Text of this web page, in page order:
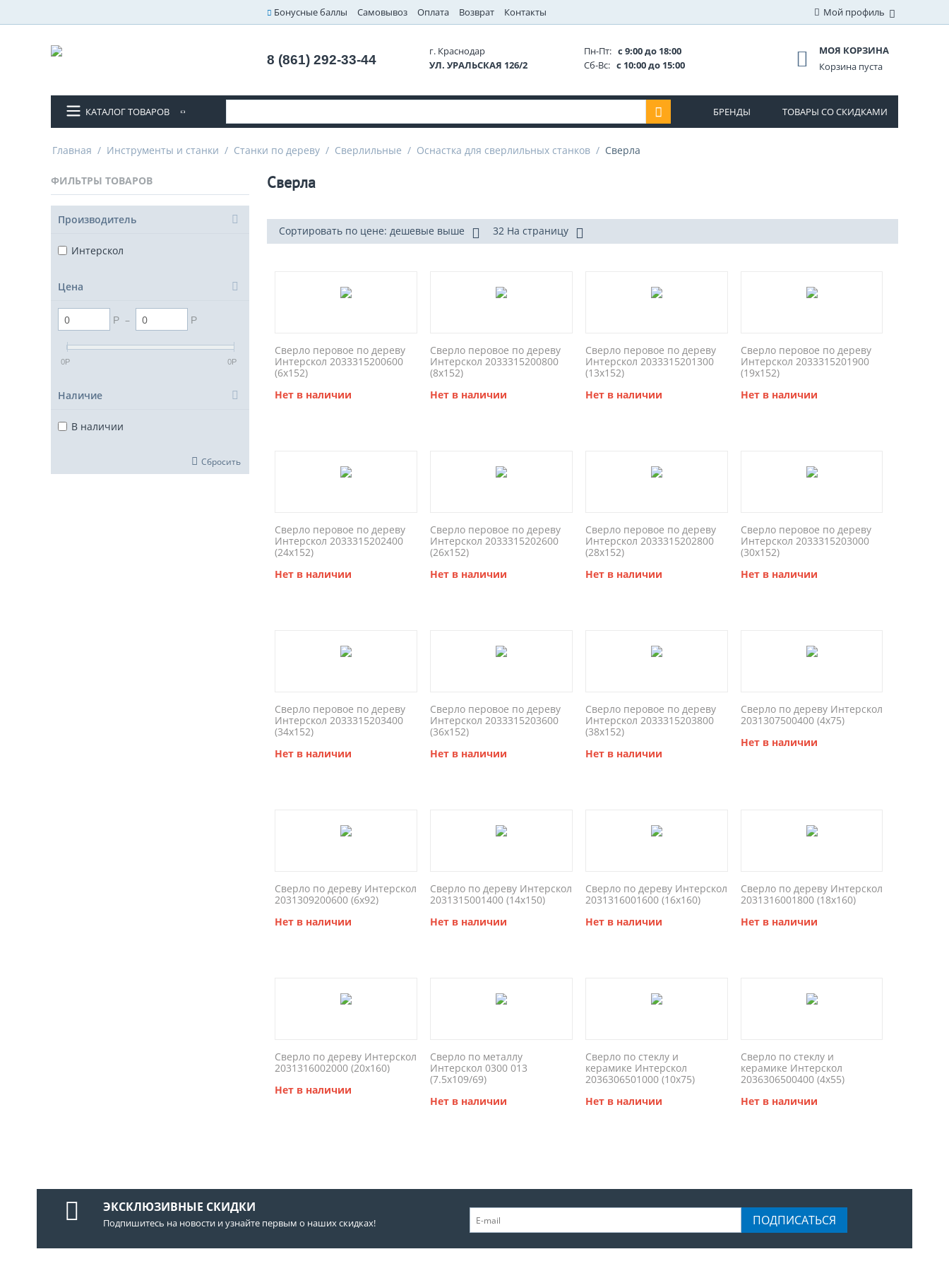
Бонусные баллы Самовывоз Оплата Возврат Контакты Мой профиль
8 (861) 292-33-44
г. Краснодар
УЛ. УРАЛЬСКАЯ 126/2
Пн-Пт: с 9:00 до 18:00
Сб-Вс: с 10:00 до 15:00
МОЯ КОРЗИНА
Корзина пуста
КАТАЛОГ ТОВАРОВ БРЕНДЫ ТОВАРЫ СО СКИДКАМИ
Главная / Инструменты и станки / Станки по дереву / Сверлильные / Оснастка для сверлильных станков / Сверла
ФИЛЬТРЫ ТОВАРОВ
Производитель
Интерскол
Цена
Р – Р
0Р 0Р
Наличие
В наличии
Сбросить
Сверла
Сортировать по цене: дешевые выше 32 На страницу
Сверло перовое по дереву
Интерскол 2033315200600
(6x152)
Нет в наличии
Сверло перовое по дереву
Интерскол 2033315200800
(8x152)
Нет в наличии
Сверло перовое по дереву
Интерскол 2033315201300
(13x152)
Нет в наличии
Сверло перовое по дереву
Интерскол 2033315201900
(19x152)
Нет в наличии
Сверло перовое по дереву
Интерскол 2033315202400
(24x152)
Нет в наличии
Сверло перовое по дереву
Интерскол 2033315202600
(26x152)
Нет в наличии
Сверло перовое по дереву
Интерскол 2033315202800
(28x152)
Нет в наличии
Сверло перовое по дереву
Интерскол 2033315203000
(30x152)
Нет в наличии
Сверло перовое по дереву
Интерскол 2033315203400
(34x152)
Нет в наличии
Сверло перовое по дереву
Интерскол 2033315203600
(36x152)
Нет в наличии
Сверло перовое по дереву
Интерскол 2033315203800
(38x152)
Нет в наличии
Сверло по дереву Интерскол
2031307500400 (4x75)
Нет в наличии
Сверло по дереву Интерскол
2031309200600 (6x92)
Нет в наличии
Сверло по дереву Интерскол
2031315001400 (14x150)
Нет в наличии
Сверло по дереву Интерскол
2031316001600 (16x160)
Нет в наличии
Сверло по дереву Интерскол
2031316001800 (18x160)
Нет в наличии
Сверло по дереву Интерскол
2031316002000 (20x160)
Нет в наличии
Сверло по металлу
Интерскол 0300 013
(7.5x109/69)
Нет в наличии
Сверло по стеклу и
керамике Интерскол
2036306501000 (10x75)
Нет в наличии
Сверло по стеклу и
керамике Интерскол
2036306500400 (4x55)
Нет в наличии
ЭКСКЛЮЗИВНЫЕ СКИДКИ
Подпишитесь на новости и узнайте первым о наших скидках! ПОДПИСАТЬСЯ